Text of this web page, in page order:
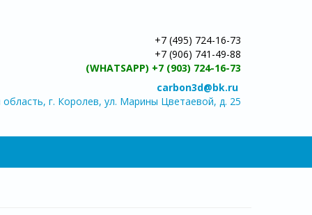
+7 (495) 724-16-73
+7 (906) 741-49-88
(WHATSAPP) +7 (903) 724-16-73
carbon3d@bk.ru
г. Королев, ул. Марины Цветаевой, д. 25